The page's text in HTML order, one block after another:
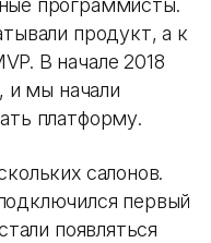
программисты.
продукт, а к
В начале 2018
и мы начали
платформу.
салонов.
первый
появляться